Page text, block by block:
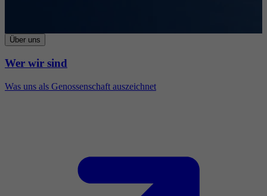
Über uns
Wer wir sind
Was uns als Genossenschaft auszeichnet